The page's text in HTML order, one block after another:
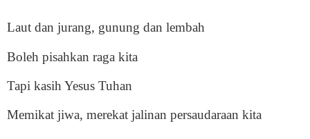
Laut dan jurang, gunung dan lembah
Boleh pisahkan raga kita
Tapi kasih Yesus Tuhan
Memikat jiwa, merekat jalinan persaudaraan kita